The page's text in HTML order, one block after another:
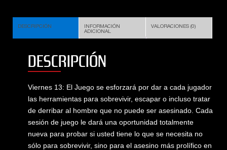
DESCRIPCIÓN
INFORMACIÓN
ADICIONAL
VALORACIONES (0)
DESCRIPCIÓN
Viernes 13: El Juego se esforzará por dar a cada jugador
las herramientas para sobrevivir, escapar o incluso tratar
de derribar al hombre que no puede ser asesinado. Cada
sesión de juego le dará una oportunidad totalmente
nueva para probar si usted tiene lo que se necesita no
sólo para sobrevivir, sino para el asesino más prolífico en